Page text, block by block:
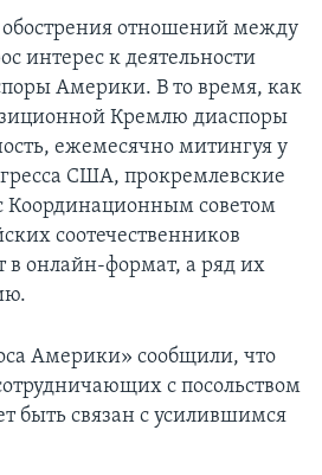
обострения отношений между
интерес к деятельности
Америки. В то время, как
Кремлю диаспоры
ежемесячно митингуя у
США, прокремлевские
Координационным советом
соотечественников
в онлайн-формат, а ряд их
Америки» сообщили, что
с посольством
быть связан с усилившимся